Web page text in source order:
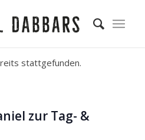
stattgefunden.
zur Tag- &